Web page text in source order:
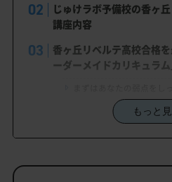
じゅけラボ予備校の香ヶ
講座内容
香ヶ丘リベルテ高校合格
ーダーメイドカリキュラム
あなただけの学習計画だ
テ高校合格に向けた受験
もっと